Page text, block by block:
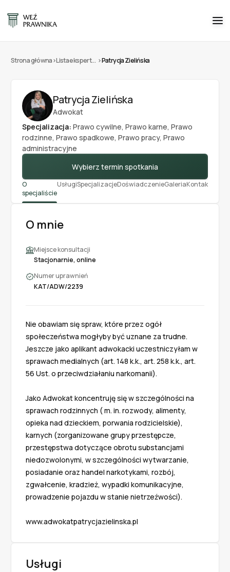
Strona główna> Lista ekspertów >Patrycja Zielińska
Patrycja Zielińska
Adwokat
Specjalizacja: Prawo cywilne, Prawo karne, Prawo
rodzinne, Prawo spadkowe, Prawo pracy, Prawo
administracyjne
Wybierz termin spotkania
O
specjaliście
UsługiSpecjalizacjeDoświadczenieGaleriaKontakt
O mnie
Miejsce konsultacji
Stacjonarnie, online
Numer uprawnień
KAT/ADW/2239
Nie obawiam się spraw, które przez ogół
społeczeństwa mogłyby być uznane za trudne.
Jeszcze jako aplikant adwokacki uczestniczyłam w
sprawach medialnych (art. 148 k.k., art. 258 k.k., art.
56 Ust. o przeciwdziałaniu narkomanii).
Jako Adwokat koncentruję się w szczególności na
sprawach rodzinnych ( m. in. rozwody, alimenty,
opieka nad dzieckiem, porwania rodzicielskie),
karnych (zorganizowane grupy przestępcze,
przestępstwa dotyczące obrotu substancjami
niedozwolonymi, w szczególności wytwarzanie,
posiadanie oraz handel narkotykami, rozbój,
zgwałcenie, kradzież, wypadki komunikacyjne,
prowadzenie pojazdu w stanie nietrzeźwości).
www.adwokatpatrycjazielinska.pl
Usługi